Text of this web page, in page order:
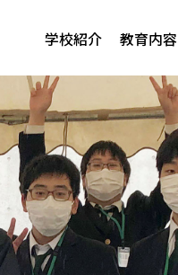
学校紹介 教育内容